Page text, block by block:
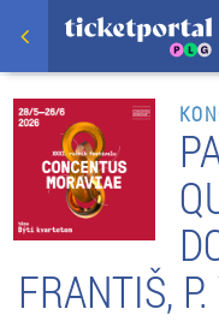
FRANTIŠ,